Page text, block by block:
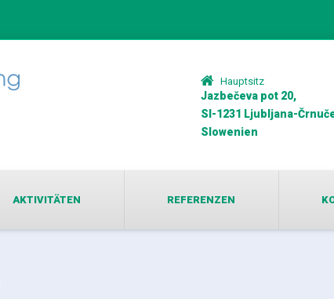
AKTIVITÄTEN REFERENZEN
Hauptsitz
Jazbečeva pot 20,
SI-1231 Ljubljana-
Slowenien